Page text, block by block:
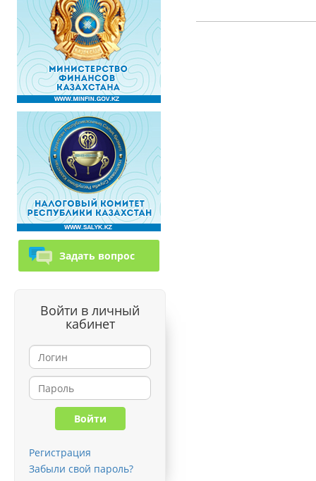
Задать вопрос
Войти в личный
кабинет
Регистрация
Забыли свой пароль?